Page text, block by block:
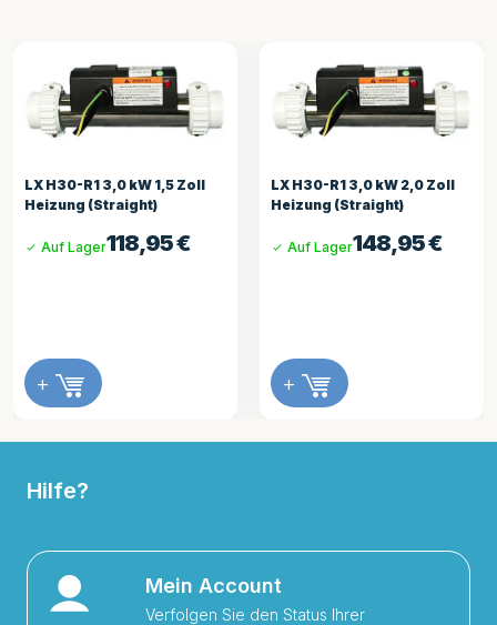
LX H30-R1 3,0 kW 1,5 Zoll
Heizung (Straight)
118,95€
Auf Lager
+
LX H30-R1 3,0 kW 2,0 Zoll
Heizung (Straight)
148,95€
Auf Lager
+
Hilfe?
Mein Account
Verfolgen Sie den Status Ihrer